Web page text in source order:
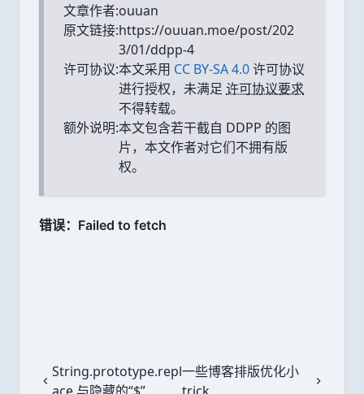
文章作者:ouuan
原文链接:https://ouuan.moe/post/202
3/01/ddpp-4
许可协议:本文采用 CC BY-SA 4.0许可协议
进行授权，未满足 许可协议要求
不得转载。
额外说明:本文包含若干截自 DDPP 的图
片，本文作者对它们不拥有版
权。
上一篇
String.prototype.repl一些博客排版优化小